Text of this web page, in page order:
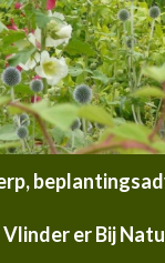
er Bij